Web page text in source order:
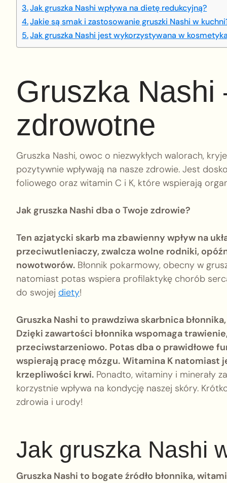
Jak gruszka Nashi wpływa na dietę redukcyjną?
Jakie są smak i zastosowanie gruszki Nashi w
Jak gruszka Nashi jest wykorzystywana w
Gruszka Nashi
zdrowotne
Gruszka Nashi, owoc o niezwykłych walorach,
pozytywnie wpływają na nasze zdrowie. Jest
foliowego oraz witamin C i K, które wspierają
Jak gruszka Nashi dba o Twoje zdrowie?
Ten azjatycki skarb ma zbawienny wpływ na
przeciwutleniaczy, zwalcza wolne rodniki,
nowotworów. Błonnik pokarmowy, obecny w
natomiast potas wspiera profilaktykę chorób
do swojej diety!
Gruszka Nashi to prawdziwa skarbnica
Dzięki zawartości błonnika wspomaga
przeciwstarzeniowo. Potas dba o prawidłowe
wspierają pracę mózgu. Witamina K natomiast
krzepliwości krwi. Ponadto, witaminy i minerały
korzystnie wpływa na kondycję naszej skóry.
zdrowia i urody!
Jak gruszka Nashi
Gruszka Nashi to bogate źródło błonnika,